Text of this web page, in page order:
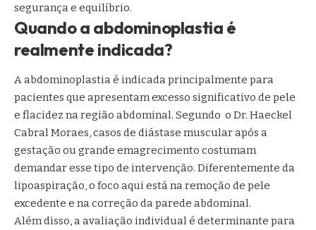
segurança e equilíbrio.
Quando a abdominoplastia é
realmente indicada?
A abdominoplastia é indicada principalmente para
pacientes que apresentam excesso significativo de pele
e flacidez na região abdominal. Segundo o Dr. Haeckel
Cabral Moraes, casos de diástase muscular após a
gestação ou grande emagrecimento costumam
demandar esse tipo de intervenção. Diferentemente da
lipoaspiração, o foco aqui está na remoção de pele
excedente e na correção da parede abdominal.
Além disso, a avaliação individual é determinante para